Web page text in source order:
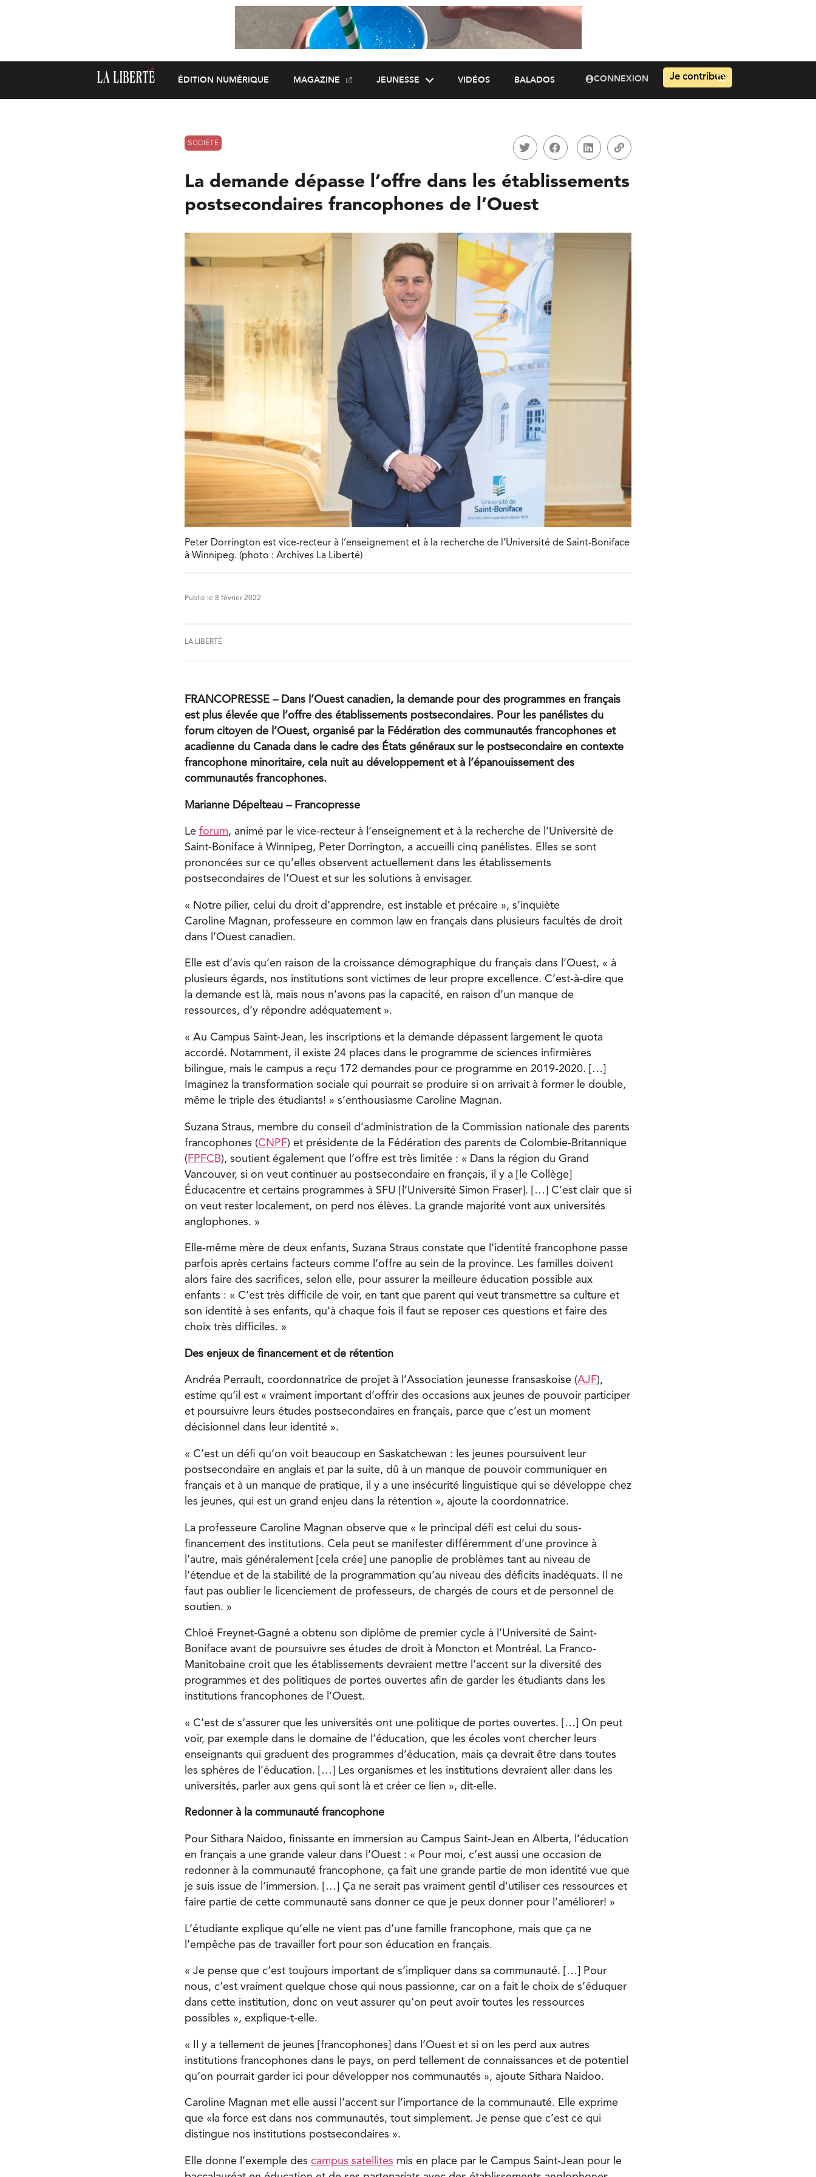
ÉDITION NUMÉRIQUE MAGAZINE JEUNESSE VIDÉOS BALADOS CONNEXION Je contribue
SOCIÉTÉ
La demande dépasse l’offre dans les établissements
postsecondaires francophones de l’Ouest
Peter Dorrington est vice-recteur à l’enseignement et à la recherche de l’Université de Saint-Boniface
à Winnipeg. (photo : Archives La Liberté)
Publié le 8 février 2022
LA LIBERTÉ
FRANCOPRESSE – Dans l’Ouest canadien, la demande pour des programmes en français
est plus élevée que l’offre des établissements postsecondaires. Pour les panélistes du
forum citoyen de l’Ouest, organisé par la Fédération des communautés francophones et
acadienne du Canada dans le cadre des États généraux sur le postsecondaire en contexte
francophone minoritaire, cela nuit au développement et à l’épanouissement des
communautés francophones.
Marianne Dépelteau – Francopresse
Le forum, animé par le vice-recteur à l’enseignement et à la recherche de l’Université de
Saint-Boniface à Winnipeg, Peter Dorrington, a accueilli cinq panélistes. Elles se sont
prononcées sur ce qu’elles observent actuellement dans les établissements
postsecondaires de l’Ouest et sur les solutions à envisager.
« Notre pilier, celui du droit d’apprendre, est instable et précaire », s’inquiète
Caroline Magnan, professeure en common law en français dans plusieurs facultés de droit
dans l’Ouest canadien.
Elle est d’avis qu’en raison de la croissance démographique du français dans l’Ouest, « à
plusieurs égards, nos institutions sont victimes de leur propre excellence. C’est-à-dire que
la demande est là, mais nous n’avons pas la capacité, en raison d’un manque de
ressources, d’y répondre adéquatement ».
« Au Campus Saint-Jean, les inscriptions et la demande dépassent largement le quota
accordé. Notamment, il existe 24 places dans le programme de sciences infirmières
bilingue, mais le campus a reçu 172 demandes pour ce programme en 2019-2020. […]
Imaginez la transformation sociale qui pourrait se produire si on arrivait à former le double,
même le triple des étudiants! » s’enthousiasme Caroline Magnan.
Suzana Straus, membre du conseil d’administration de la Commission nationale des parents
francophones (CNPF) et présidente de la Fédération des parents de Colombie-Britannique
(FPFCB), soutient également que l’offre est très limitée : « Dans la région du Grand
Vancouver, si on veut continuer au postsecondaire en français, il y a [le Collège]
Éducacentre et certains programmes à SFU [l’Université Simon Fraser]. […] C’est clair que si
on veut rester localement, on perd nos élèves. La grande majorité vont aux universités
anglophones. »
Elle-même mère de deux enfants, Suzana Straus constate que l’identité francophone passe
parfois après certains facteurs comme l’offre au sein de la province. Les familles doivent
alors faire des sacrifices, selon elle, pour assurer la meilleure éducation possible aux
enfants : « C’est très difficile de voir, en tant que parent qui veut transmettre sa culture et
son identité à ses enfants, qu’à chaque fois il faut se reposer ces questions et faire des
choix très difficiles. »
Des enjeux de financement et de rétention
Andréa Perrault, coordonnatrice de projet à l’Association jeunesse fransaskoise (AJF),
estime qu’il est « vraiment important d’offrir des occasions aux jeunes de pouvoir participer
et poursuivre leurs études postsecondaires en français, parce que c’est un moment
décisionnel dans leur identité ».
« C’est un défi qu’on voit beaucoup en Saskatchewan : les jeunes poursuivent leur
postsecondaire en anglais et par la suite, dû à un manque de pouvoir communiquer en
français et à un manque de pratique, il y a une insécurité linguistique qui se développe chez
les jeunes, qui est un grand enjeu dans la rétention », ajoute la coordonnatrice.
La professeure Caroline Magnan observe que « le principal défi est celui du sous-
financement des institutions. Cela peut se manifester différemment d’une province à
l’autre, mais généralement [cela crée] une panoplie de problèmes tant au niveau de
l’étendue et de la stabilité de la programmation qu’au niveau des déficits inadéquats. Il ne
faut pas oublier le licenciement de professeurs, de chargés de cours et de personnel de
soutien. »
Chloé Freynet-Gagné a obtenu son diplôme de premier cycle à l’Université de Saint-
Boniface avant de poursuivre ses études de droit à Moncton et Montréal. La Franco-
Manitobaine croit que les établissements devraient mettre l’accent sur la diversité des
programmes et des politiques de portes ouvertes afin de garder les étudiants dans les
institutions francophones de l’Ouest.
« C’est de s’assurer que les universités ont une politique de portes ouvertes. […] On peut
voir, par exemple dans le domaine de l’éducation, que les écoles vont chercher leurs
enseignants qui graduent des programmes d’éducation, mais ça devrait être dans toutes
les sphères de l’éducation. […] Les organismes et les institutions devraient aller dans les
universités, parler aux gens qui sont là et créer ce lien », dit-elle.
Redonner à la communauté francophone
Pour Sithara Naidoo, finissante en immersion au Campus Saint-Jean en Alberta, l’éducation
en français a une grande valeur dans l’Ouest : « Pour moi, c’est aussi une occasion de
redonner à la communauté francophone, ça fait une grande partie de mon identité vue que
je suis issue de l’immersion. […] Ça ne serait pas vraiment gentil d’utiliser ces ressources et
faire partie de cette communauté sans donner ce que je peux donner pour l’améliorer! »
L’étudiante explique qu’elle ne vient pas d’une famille francophone, mais que ça ne
l’empêche pas de travailler fort pour son éducation en français.
« Je pense que c’est toujours important de s’impliquer dans sa communauté. […] Pour
nous, c’est vraiment quelque chose qui nous passionne, car on a fait le choix de s’éduquer
dans cette institution, donc on veut assurer qu’on peut avoir toutes les ressources
possibles », explique-t-elle.
« Il y a tellement de jeunes [francophones] dans l’Ouest et si on les perd aux autres
institutions francophones dans le pays, on perd tellement de connaissances et de potentiel
qu’on pourrait garder ici pour développer nos communautés », ajoute Sithara Naidoo.
Caroline Magnan met elle aussi l’accent sur l’importance de la communauté. Elle exprime
que «la force est dans nos communautés, tout simplement. Je pense que c’est ce qui
distingue nos institutions postsecondaires ».
Elle donne l’exemple des campus satellites mis en place par le Campus Saint-Jean pour le